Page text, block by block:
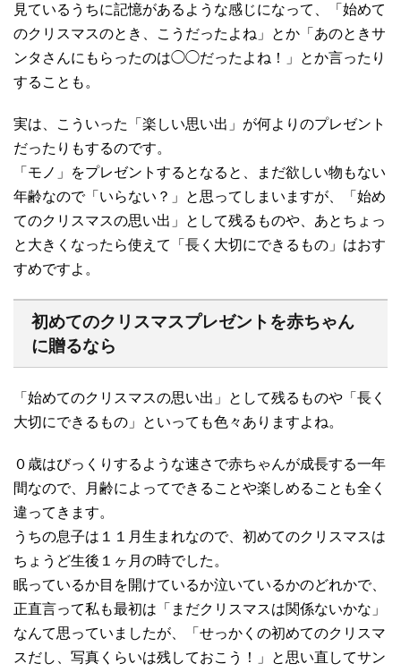
見ているうちに記憶があるような感じになって、「始めて
のクリスマスのとき、こうだったよね」とか「あのときサ
ンタさんにもらったのは◯◯だったよね！」とか言ったり
することも。
実は、こういった「楽しい思い出」が何よりのプレゼント
だったりもするのです。
「モノ」をプレゼントするとなると、まだ欲しい物もない
年齢なので「いらない？」と思ってしまいますが、「始め
てのクリスマスの思い出」として残るものや、あとちょっ
と大きくなったら使えて「長く大切にできるもの」はおす
すめですよ。
初めてのクリスマスプレゼントを赤ちゃん
に贈るなら
「始めてのクリスマスの思い出」として残るものや「長く
大切にできるもの」といっても色々ありますよね。
０歳はびっくりするような速さで赤ちゃんが成長する一年
間なので、月齢によってできることや楽しめることも全く
違ってきます。
うちの息子は１１月生まれなので、初めてのクリスマスは
ちょうど生後１ヶ月の時でした。
眠っているか目を開けているか泣いているかのどれかで、
正直言って私も最初は「まだクリスマスは関係ないかな」
なんて思っていましたが、「せっかくの初めてのクリスマ
スだし、写真くらいは残しておこう！」と思い直してサン